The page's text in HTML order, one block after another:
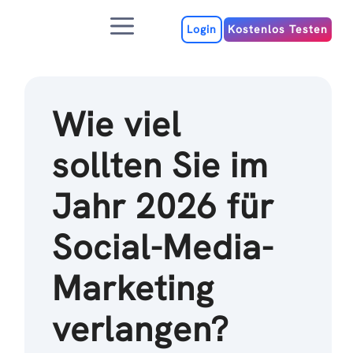
MenuLogin Kostenlos Testen
Wie viel
sollten Sie im
Jahr 2026 für
Social-Media-
Marketing
verlangen?